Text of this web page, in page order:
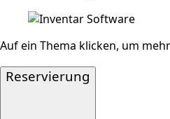
Auf ein Thema klicken, um
Reservierung